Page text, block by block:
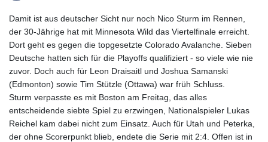
Damit ist aus deutscher Sicht nur noch Nico Sturm im Rennen,
der 30-Jährige hat mit Minnesota Wild das Viertelfinale erreicht.
Dort geht es gegen die topgesetzte Colorado Avalanche. Sieben
Deutsche hatten sich für die Playoffs qualifiziert - so viele wie nie
zuvor. Doch auch für Leon Draisaitl und Joshua Samanski
(Edmonton) sowie Tim Stützle (Ottawa) war früh Schluss.
Sturm verpasste es mit Boston am Freitag, das alles
entscheidende siebte Spiel zu erzwingen, Nationalspieler Lukas
Reichel kam dabei nicht zum Einsatz. Auch für Utah und Peterka,
der ohne Scorerpunkt blieb, endete die Serie mit 2:4. Offen ist in